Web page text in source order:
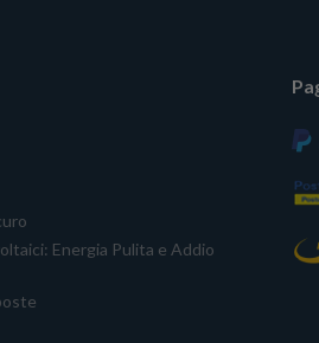
Energia Pulita e Addio